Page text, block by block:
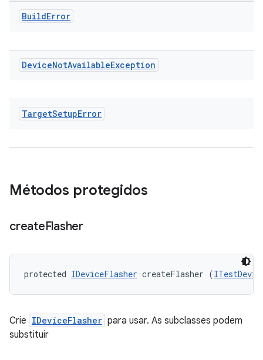
BuildError
DeviceNotAvailableException
TargetSetupError
Métodos protegidos
createFlasher
protected IDeviceFlasher createFlasher (
Crie IDeviceFlasher para usar. As subclasses podem
substituir